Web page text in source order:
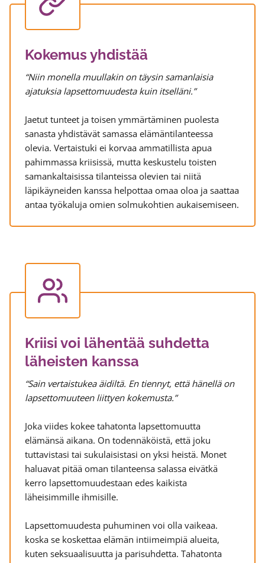
Kokemus yhdistää
“Niin monella muullakin on täysin samanlaisia
ajatuksia lapsettomuudesta kuin itselläni.”
Jaetut tunteet ja toisen ymmärtäminen puolesta
sanasta yhdistävät samassa elämäntilanteessa
olevia. Vertaistuki ei korvaa ammatillista apua
pahimmassa kriisissä, mutta keskustelu toisten
samankaltaisissa tilanteissa olevien tai niitä
läpikäyneiden kanssa helpottaa omaa oloa ja saattaa
antaa työkaluja omien solmukohtien aukaisemiseen.
Kriisi voi lähentää suhdetta
läheisten kanssa
“Sain vertaistukea äidiltä. En tiennyt, että hänellä on
lapsettomuuteen liittyen kokemusta.”
Joka viides kokee tahatonta lapsettomuutta
elämänsä aikana. On todennäköistä, että joku
tuttavistasi tai sukulaisistasi on yksi heistä. Monet
haluavat pitää oman tilanteensa salassa eivätkä
kerro lapsettomuudestaan edes kaikista
läheisimmille ihmisille.
Lapsettomuudesta puhuminen voi olla vaikeaa.
koska se koskettaa elämän intiimeimpiä alueita,
kuten seksuaalisuutta ja parisuhdetta. Tahatonta